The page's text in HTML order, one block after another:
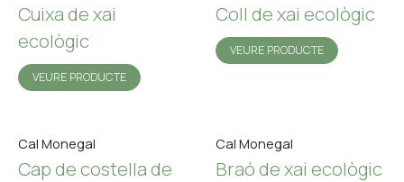
Cuixa de xai
ecològic
VEURE PRODUCTE
Coll de xai ecològic
VEURE PRODUCTE
Cal Monegal
Cap de costella de
Cal Monegal
Braó de xai ecològic